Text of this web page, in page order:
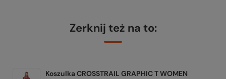
Zerknij też na to:
Koszulka CROSSTRAIL GRAPHIC T WOMEN